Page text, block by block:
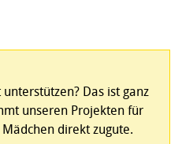
Das ist ganz
unseren Projekten für
direkt zugute.